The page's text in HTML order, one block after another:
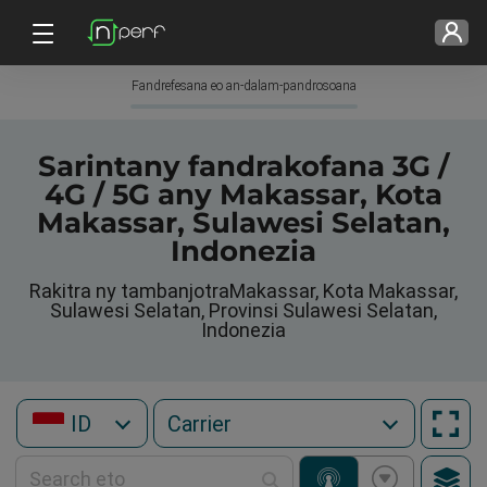
Fandrefesana eo an-dalam-pandrosoana
Sarintany fandrakofana 3G /
4G / 5G any Makassar, Kota
Makassar, Sulawesi Selatan,
Indonezia
Rakitra ny tambanjotraMakassar, Kota Makassar,
Sulawesi Selatan, Provinsi Sulawesi Selatan,
Indonezia
ID